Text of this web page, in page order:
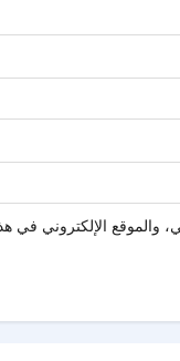
والموقع الإلكتروني في